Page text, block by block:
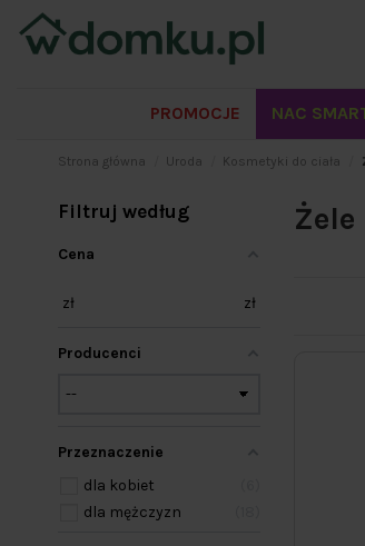
PROMOCJE NAC
Strona główna Uroda Kosmetyki do ciała
Filtruj według
Cena
zł zł
Producenci
Przeznaczenie
dla kobiet
dla mężczyzn